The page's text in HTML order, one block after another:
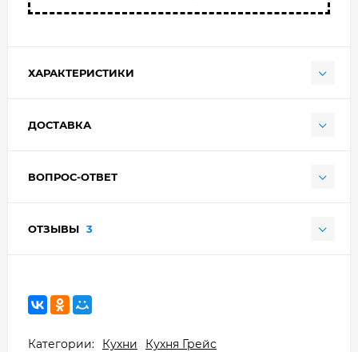
ХАРАКТЕРИСТИКИ
ДОСТАВКА
ВОПРОС-ОТВЕТ
ОТЗЫВЫ 3
Категории: Кухни Кухня Грейс